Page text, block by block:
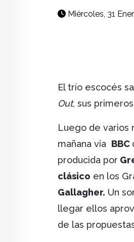
Miércoles, 31
El trío escocés
Out, sus
Luego de varios
mañana via BBC
producida por
clásico en los
Gallagher. Un
llegar ellos
de las